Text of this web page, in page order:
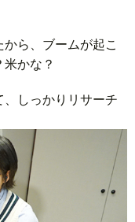
ら、ブームが起こ
かな？
しっかりリサーチ